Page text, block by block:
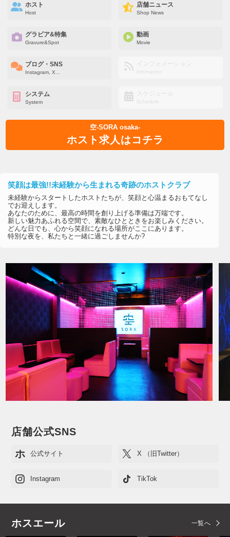
ホスト
Host
店舗ニュース
Shop News
グラビア&特集
Gravure&Spot
動画
Movie
ブログ・SNS
Instagram, X...
インフォメーション
Infomation
システム
System
スケジュール
Schedule
空-SORA osaka-
ホスト求人はコチラ
笑顔は最強!!未経験から生まれる奇跡のホストクラブ
未経験からスタートしたホストたちが、笑顔と心温まるおもてなし
でお迎えします。
あなたのために、最高の時間を創り上げる準備は万端です。
新しい魅力あふれる空間で、素敵なひとときをお楽しみください。
どんな日でも、心から笑顔になれる場所がここにあります。
特別な夜を、私たちと一緒に過ごしませんか?
店舗公式SNS
ホ
公式サイト X （旧Twitter）
Instagram TikTok
ホスエール 一覧へ